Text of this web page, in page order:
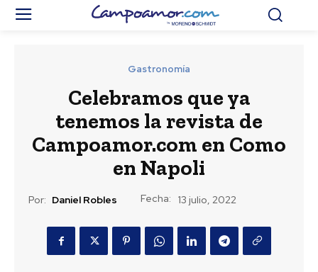
Gastronomía
Celebramos que ya
tenemos la revista de
Campoamor.com en Como
en Napoli
Por: Daniel Robles Fecha: 13 julio, 2022